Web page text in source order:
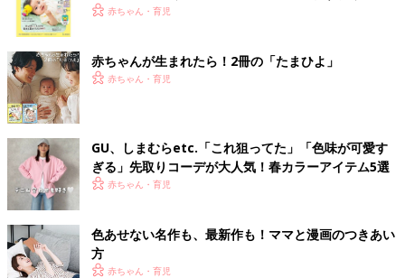
マたちの声をうけて、“のっけるだけ”で作れる
マにも赤ちゃんにもうれしいレシピです。ぜひ
試してみて。
とうもろこしがゆ 作り方・レシピ 離乳
炭水化物を含む食材を使った、エネルギー源に
なる炭水化物のレシピをご紹介。とうもろこし
がゆ
期 5～6ヶ月ごろ【動画】
炭水化物を含む食材を使った、エネルギー源に
く！ おっぱい・ミルクの基本と夏のトラブル 解決テ
赤ちゃん・育児
赤ちゃんが生まれたら！2冊の「たまひよ」
赤ちゃん・育児
GU、しまむらetc.「これ狙ってた」「色味が可愛す
ぎる」先取りコーデが大人気！春カラーアイテム5選
赤ちゃん・育児
色あせない名作も、最新作も！ママと漫画のつきあい
方
赤ちゃん・育児